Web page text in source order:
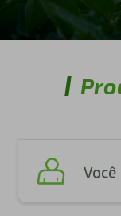
Você